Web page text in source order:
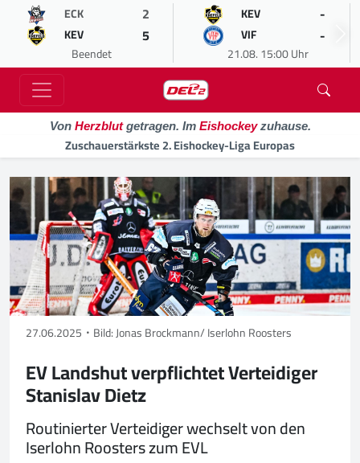
ECK 2
KEV 5
Beendet
KEV -
VIF -
21.08. 15:00 Uhr
Von Herzblutgetragen. Im Eishockeyzuhause.
Zuschauerstärkste 2. Eishockey-Liga Europas
27.06.2025 Bild: Jonas Brockmann/ Iserlohn Roosters
EV Landshut verpflichtet Verteidiger
Stanislav Dietz
Routinierter Verteidiger wechselt von den
Iserlohn Roosters zum EVL